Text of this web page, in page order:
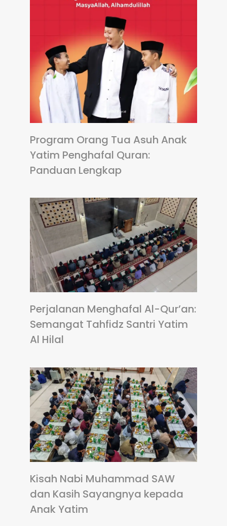
Program Orang Tua Asuh Anak
Yatim Penghafal Quran:
Panduan Lengkap
Perjalanan Menghafal Al-Qur’an:
Semangat Tahfidz Santri Yatim
Al Hilal
Kisah Nabi Muhammad SAW
dan Kasih Sayangnya kepada
Anak Yatim